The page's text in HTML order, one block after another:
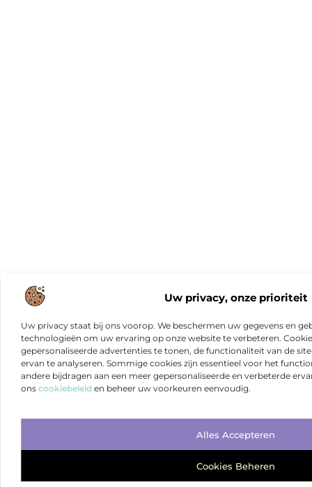
Uw privacy, onze prioriteit
Uw privacy staat bij ons voorop. We beschermen uw gegevens en
technologieën om uw ervaring op onze website te verbeteren.
gepersonaliseerde advertenties te tonen, de functionaliteit van de
ervan te analyseren. Sommige cookies zijn essentieel voor het
andere bijdragen aan een meer gepersonaliseerde en verbeterde
ons cookiebeleid en beheer uw voorkeuren eenvoudig.
Alles Accepteren
Cookies Beheren